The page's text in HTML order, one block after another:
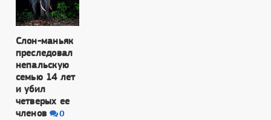
Слон-маньяк
преследовал
непальскую
семью 14 лет
и убил
четверых ее
членов
0